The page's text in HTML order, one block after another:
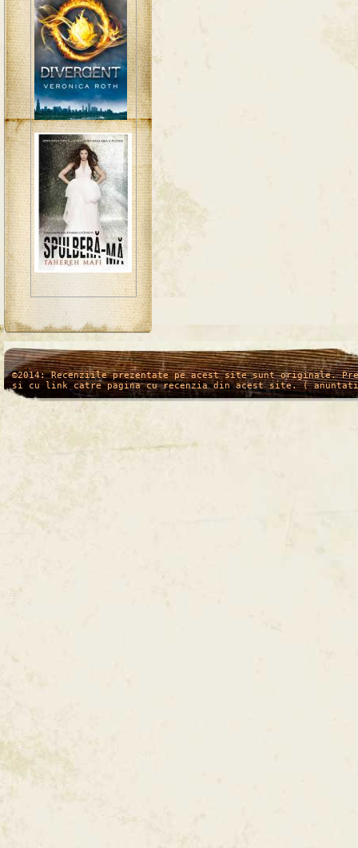
/* */
©2014: Recenziile prezentate pe acest site sunt originale.
si cu link catre pagina cu recenzia din acest site. (